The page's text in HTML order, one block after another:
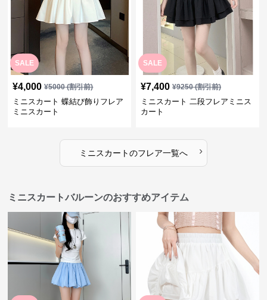
SALE
¥4,000 ¥5000(割引前)
ミニスカート 蝶結び飾りフレア
ミニスカート
SALE
¥7,400 ¥9250(割引前)
ミニスカート 二段フレアミニス
カート
ミニスカートのフレア一覧へ ›
ミニスカートバルーンのおすすめアイテム